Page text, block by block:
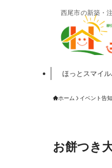
西尾市の新築・
ほっとスマイ
ホーム イベント告
お餅つき